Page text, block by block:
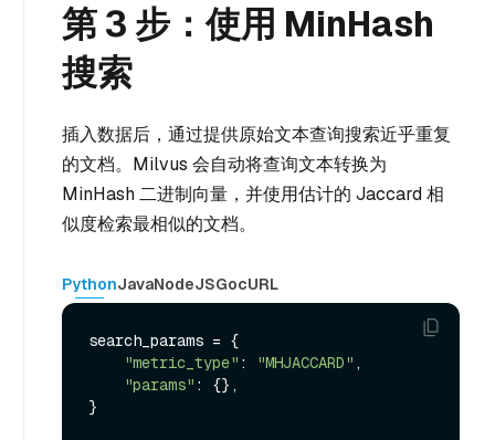
第 3 步：使用 MinHash
搜索
插入数据后，通过提供原始文本查询搜索近乎重复
的文档。Milvus 会自动将查询文本转换为
MinHash 二进制向量，并使用估计的 Jaccard 相
似度检索最相似的文档。
PythonJavaNodeJSGocURL
search_params = {
"metric_type" : "MHJACCARD" ,
"params" : {},
}